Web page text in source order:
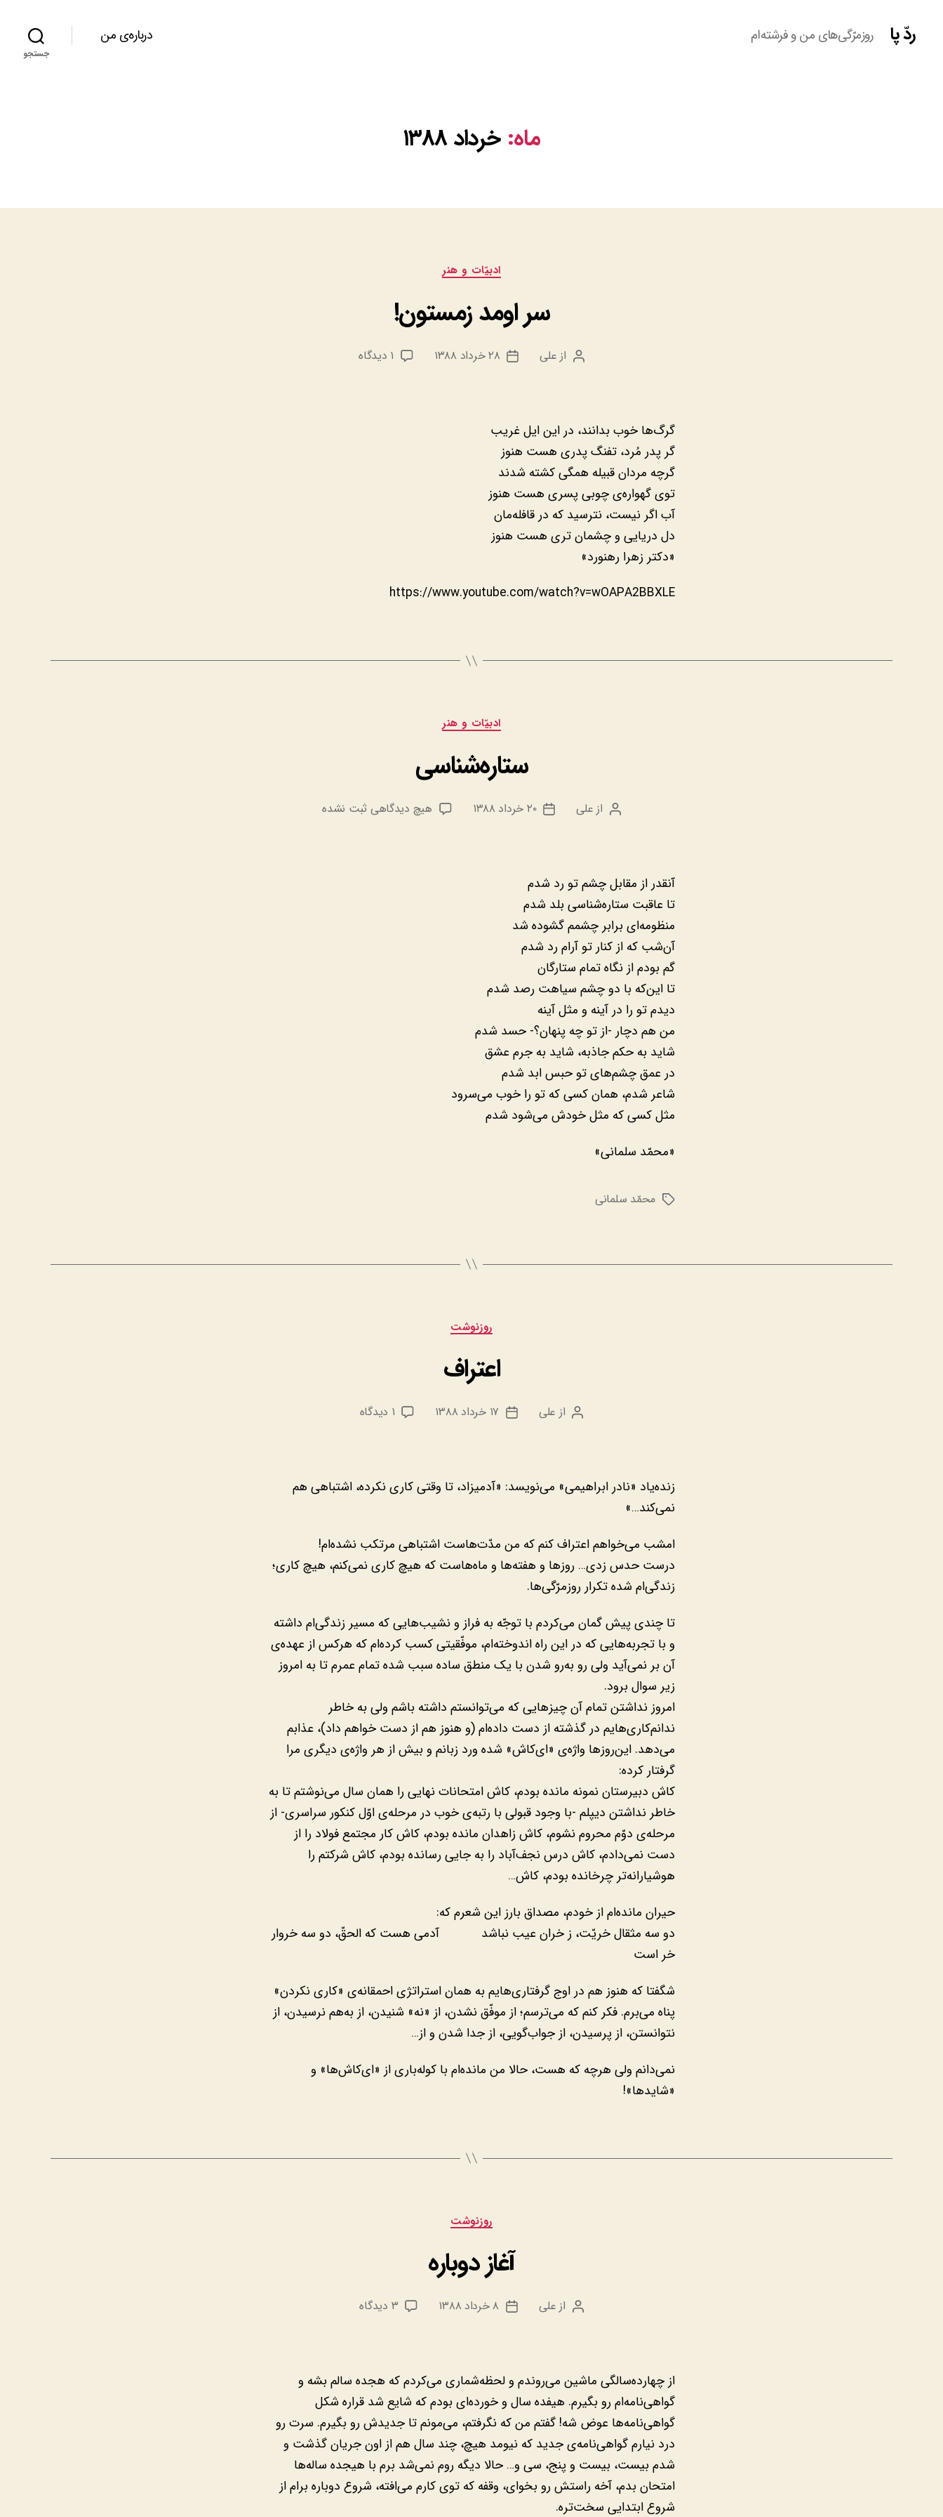
ردّ پا روزمرّگی‌های من و فرشته‌ام درباره‌ی من
جستجو
ماه: خرداد ۱۳۸۸
دسته‌ها
ادبيّات و هنر
سر اومد زمستون!
نویسنده
از علی
تاریخ
۲۸ خرداد ۱۳۸۸ ۱ دیدگاه
برای
گرگ‌ها خوب بدانند، در این ایل غریب
گر پدر مُرد، تفنگ پدری هست هنوز
گرچه مردان قبیله همگی کشته شدند
توی گهواره‌ی چوبی پسری هست هنوز
آب اگر نیست، نترسید که در قافله‌مان
دل دریایی و چشمان تری هست هنوز
«دکتر زهرا رهنورد»
https://www.youtube.com/watch?v=wOAPA2BBXLE
دسته‌ها
ادبيّات و هنر
ستاره‌شناسی
نویسنده
از علی
تاریخ
۲۰ خرداد ۱۳۸۸ هیچ دیدگاهی برای
ثبت نشده
آنقدر از مقابل چشم تو رد شدم
تا عاقبت ستاره‌شناسی بلد شدم
منظومه‌ای برابر چشمم گشوده شد
آن‌شب که از کنار تو آرام رد شدم
گم بودم از نگاه تمام ستارگان
تا این‌که با دو چشم سیاهت رصد شدم
دیدم تو را در آینه و مثل آینه
من هم دچار -از تو چه پنهان؟- حسد شدم
شاید به حکم جاذبه، شاید به جرم عشق
در عمق چشم‌های تو حبس ابد شدم
شاعر شدم، همان کسی که تو را خوب می‌سرود
مثل کسی که مثل خودش می‌شود شدم
«محمّد سلمانی»
برچسب‌ها
محمّد سلمانی
دسته‌ها
روزنوشت
اعتراف
نویسنده
از علی
تاریخ
۱۷ خرداد ۱۳۸۸ ۱ دیدگاه
برای
زنده‌یاد «نادر ابراهیمی» می‌نویسد: «آدمیزاد، تا وقتی کاری نکرده، اشتباهی هم
نمی‌کند…»
امشب می‌خواهم اعتراف کنم که من مدّت‌هاست اشتباهی مرتکب نشده‌ام!
درست حدس زدی… روزها و هفته‌ها و ماه‌هاست که هیچ کاری نمی‌کنم، هیچ کاری؛
زندگی‌ام شده تکرار روزمرّگی‌ها.
تا چندی پیش گمان می‌کردم با توجّه به فراز و نشیب‌هایی که مسیر زندگی‌ام داشته
و با تجربه‌هایی که در این راه اندوخته‌ام، موفّقیتی کسب کرده‌ام که هرکس از عهده‌ی
آن بر نمی‌آید ولی رو به‌رو شدن با یک منطق ساده سبب شده تمام عمرم تا به امروز
زیر سوال برود.
امروز نداشتن تمام آن چیزهایی که می‌توانستم داشته باشم ولی به خاطر
ندانم‌کاری‌هایم در گذشته از دست داده‌ام (و هنوز هم از دست خواهم داد)، عذابم
می‌دهد. این‌روزها واژه‌ی «ای‌کاش» شده ورد زبانم و بیش از هر واژه‌ی دیگری مرا
گرفتار کرده:
کاش دبیرستان نمونه مانده بودم، کاش امتحانات نهایی را همان سال می‌نوشتم تا به
خاطر نداشتن دیپلم -با وجود قبولی با رتبه‌ی خوب در مرحله‌ی اوّل کنکور سراسری- از
مرحله‌ی دوّم محروم نشوم، کاش زاهدان مانده بودم، کاش کار مجتمع فولاد را از
دست نمی‌دادم، کاش درس نجف‌آباد را به جایی رسانده بودم، کاش شرکتم را
هوشیارانه‌تر چرخانده بودم، کاش…
حیران مانده‌ام از خودم، مصداق بارز این شعرم که:
دو سه مثقال خریّت، ز خران عیب نباشد آدمی هست که الحقّ، دو سه خروار
خر است
شگفتا که هنوز هم در اوج گرفتاری‌هایم به همان استراتژی احمقانه‌ی «کاری نکردن»
پناه می‌برم. فکر کنم که می‌ترسم؛ از موفّق نشدن، از «نه» شنیدن، از به‌هم نرسیدن، از
نتوانستن، از پرسیدن، از جواب‌گویی، از جدا شدن و از…
نمی‌دانم ولی هرچه که هست، حالا من مانده‌ام با کوله‌باری از «ای‌کاش‌ها» و
«شایدها»!
دسته‌ها
روزنوشت
آغاز دوباره
نویسنده
از علی
تاریخ
۸ خرداد ۱۳۸۸ ۳ دیدگاه
برای
از چهارده‌سالگی ماشین می‌روندم و لحظه‌شماری می‌کردم که هجده سالم بشه و
گواهی‌نامه‌ام رو بگیرم. هیفده سال و خورده‌ای بودم که شایع شد قراره شکل
گواهی‌نامه‌ها عوض شه! گفتم من که نگرفتم، می‌مونم تا جدیدش رو بگیرم. سرت رو
درد نیارم گواهی‌نامه‌ی جدید که نیومد هیچ، چند سال هم از اون جریان گذشت و
شدم بیست، بیست و پنج، سی و… حالا دیگه روم نمی‌شد برم با هیجده ساله‌ها
امتحان بدم، آخه راستش رو بخوای، وقفه که توی کارم می‌افته، شروع دوباره برام از
شروع ابتدایی سخت‌تره.